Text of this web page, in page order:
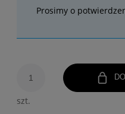
Prosimy o
szt.